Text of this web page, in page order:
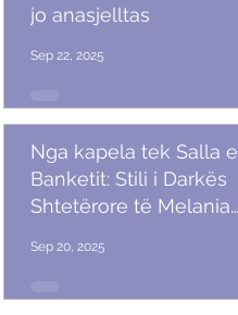
jo anasjelltas
Sep 22, 2025
Nga kapela tek Salla e
Banketit: Stili i Darkës
Shtetërore të Melania
Sep 20, 2025